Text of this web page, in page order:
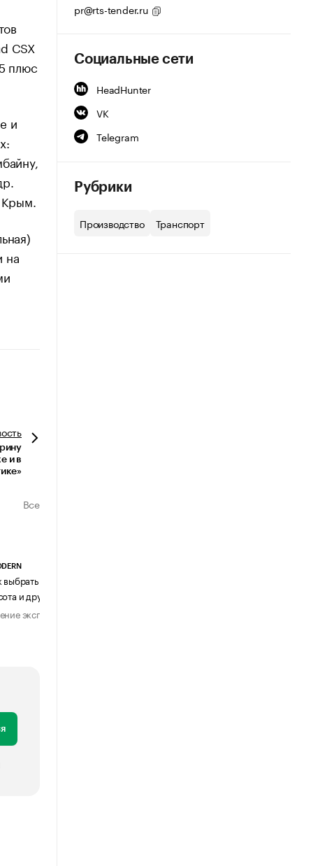
CSX
плюс
и
на
и в
Все
выбрать журнальный столик:
и другие ключевые параметры
эксперта
pr@rts-tender.ru
Социальные сети
HeadHunter
VK
Telegram
Рубрики
Производство Транспорт